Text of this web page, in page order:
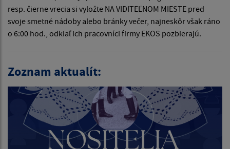
resp. čierne vrecia si vyložte NA VIDITEĽNOM MIESTE pred
svoje smetné nádoby alebo bránky večer, najneskôr však ráno
o 6:00 hod., odkiaľ ich pracovníci firmy EKOS pozbierajú.
Zoznam aktualít: